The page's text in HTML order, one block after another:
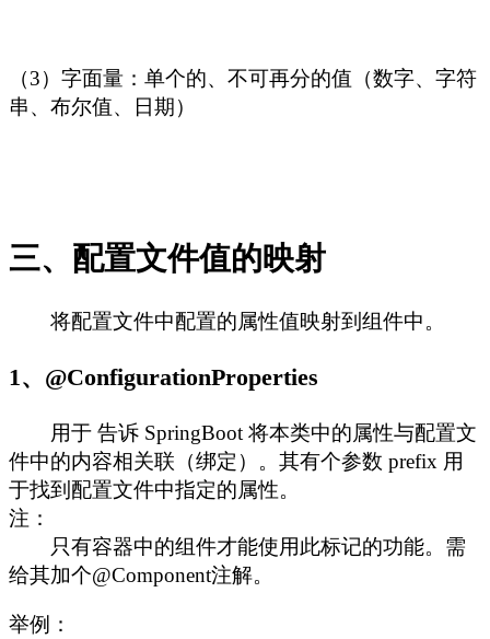
（3）字面量：单个的、不可再分的值（数字、字符
串、布尔值、日期）
三、配置文件值的映射
将配置文件中配置的属性值映射到组件中。
1、@ConfigurationProperties
用于 告诉 SpringBoot 将本类中的属性与配置文
件中的内容相关联（绑定）。其有个参数 prefix 用
于找到配置文件中指定的属性。
注：
只有容器中的组件才能使用此标记的功能。需
给其加个@Component注解。
举例：